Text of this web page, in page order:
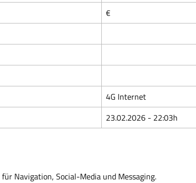
€
4G Internet
23.02.2026 - 22:03h
Navigation, Social-Media und Messaging.